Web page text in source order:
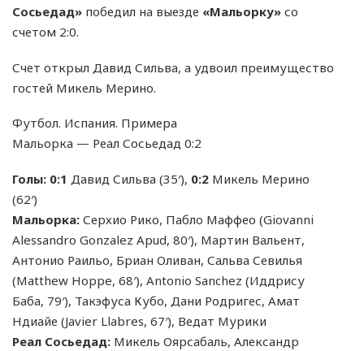
Сосьедад» победил на выезде «Мальорку» со
счетом 2:0.
Счет открыл Давид Сильва, а удвоил преимущество
гостей Микель Мерино.
Футбол. Испания. Примера
Мальорка — Реал Сосьедад 0:2
Голы: 0:1 Давид Сильва (35′), 0:2 Микель Мерино
(62′)
Мальорка: Серхио Рико, Пабло Маффео (Giovanni
Alessandro Gonzalez Apud, 80′), Мартин Вальент,
Антонио Раильо, Бриан Оливан, Сальва Севилья
(Matthew Hoppe, 68′), Antonio Sanchez (Иддрису
Баба, 79′), Такэфуса Кубо, Дани Родригес, Амат
Ндиайе (Javier Llabres, 67′), Ведат Мурики
Реал Сосьедад: Микель Оярсабаль, Александр